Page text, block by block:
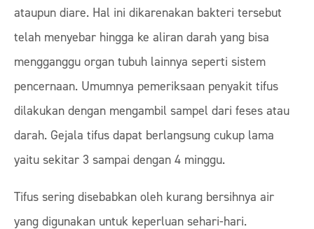
ataupun diare. Hal ini dikarenakan bakteri tersebut
telah menyebar hingga ke aliran darah yang bisa
mengganggu organ tubuh lainnya seperti sistem
pencernaan. Umumnya pemeriksaan penyakit tifus
dilakukan dengan mengambil sampel dari feses atau
darah. Gejala tifus dapat berlangsung cukup lama
yaitu sekitar 3 sampai dengan 4 minggu.
Tifus sering disebabkan oleh kurang bersihnya air
yang digunakan untuk keperluan sehari-hari.